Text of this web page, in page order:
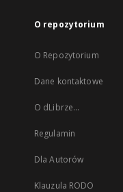
O repozytorium
O Repozytorium
Dane kontaktowe
O dLibrze...
Regulamin
Dla Autorów
Klauzula RODO